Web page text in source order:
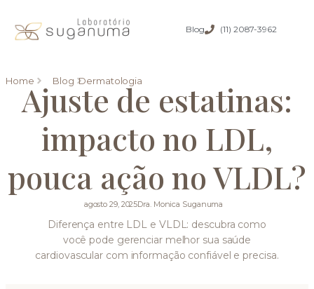
Blog (11) 2087-3962
Home Blog Dermatologia
Ajuste de estatinas:
impacto no LDL,
pouca ação no VLDL?
agosto 29, 2025Dra. Monica Suganuma
Diferença entre LDL e VLDL: descubra como
você pode gerenciar melhor sua saúde
cardiovascular com informação confiável e precisa.